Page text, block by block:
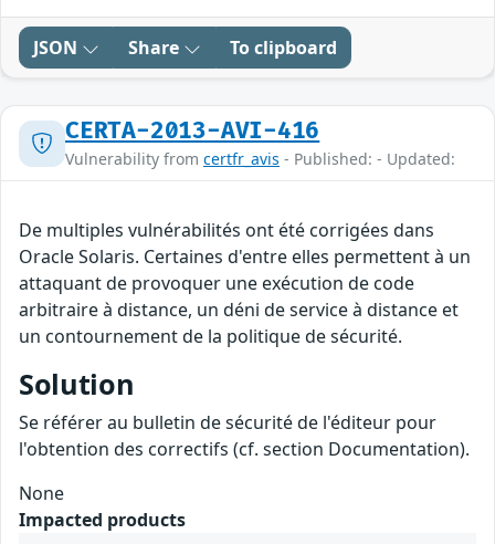
JSON Share To clipboard
CERTA-2013-AVI-416
Vulnerability from certfr_avis - Published: - Updated:
De multiples vulnérabilités ont été corrigées dans
Oracle Solaris. Certaines d'entre elles permettent à un
attaquant de provoquer une exécution de code
arbitraire à distance, un déni de service à distance et
un contournement de la politique de sécurité.
Solution
Se référer au bulletin de sécurité de l'éditeur pour
l'obtention des correctifs (cf. section Documentation).
None
Impacted products